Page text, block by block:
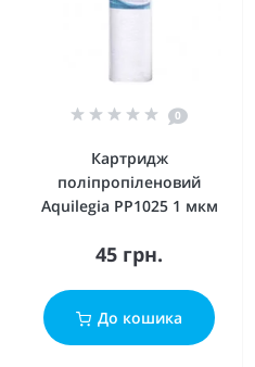
0
Картридж
поліпропіленовий
Aquilegia PP1025 1 мкм
45 грн.
До кошика